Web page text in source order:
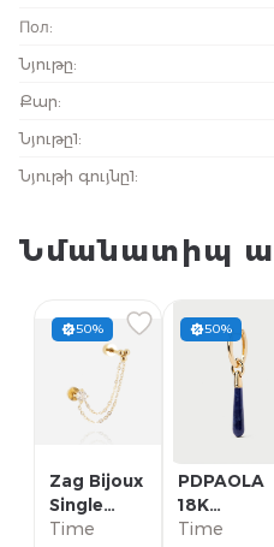
Пол:
Նյութը:
Քար:
Նյութը1:
Նյութի գույնը1:
Նմանատիպ
50%
Zag Bijoux
Single
Earring/
Time
50%
PDPAOLA
18K
Time